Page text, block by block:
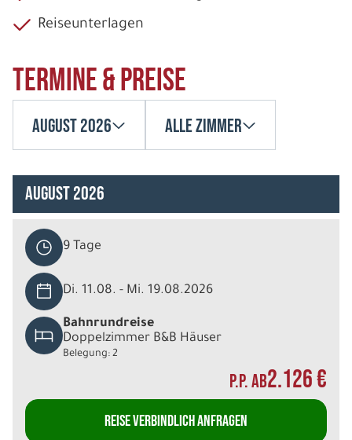
Reiseunterlagen
Termine & Preise
August 2026 Alle Zimmer
August 2026
9 Tage
Di. 11.08. - Mi. 19.08.2026
Bahnrundreise
Doppelzimmer B&B Häuser
Belegung: 2
P.P. AB2.126 €
REISE VERBINDLICH ANFRAGEN